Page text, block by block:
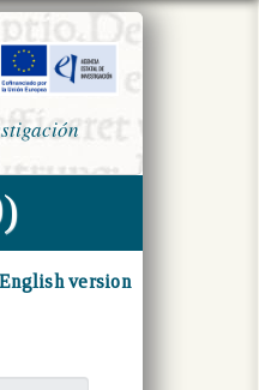
English version